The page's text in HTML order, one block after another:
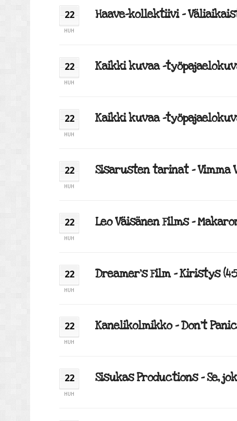
22
HUH
Haave-kollektiivi –
22
HUH
Kaikki kuvaa -
22
HUH
Kaikki kuvaa -
22
HUH
Sisarusten tarinat – Vimma
22
HUH
Leo Väisänen Films –
22
HUH
Dreamer’s Film – Kiristys
22
HUH
Kanelikolmikko – Don’t
22
HUH
Sisukas Productions – Se,